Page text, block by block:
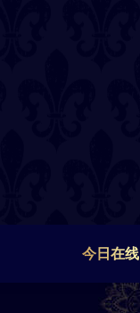
今日在线